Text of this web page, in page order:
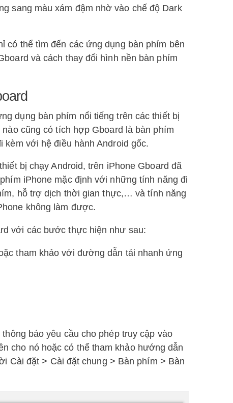
sang màu xám đậm nhờ vào chế độ Dark
có thể tìm đến các ứng dụng bàn phím bên
và cách thay đổi hình nền bàn phím
dụng bàn phím nổi tiếng trên các thiết bị
cũng có tích hợp Gboard là bàn phím
với hệ điều hành Android gốc.
bị chạy Android, trên iPhone Gboard đã
iPhone mặc định với những tính năng đi
hỗ trợ dịch thời gian thực,… và tính năng
không làm được.
với các bước thực hiện như sau:
tham khảo với đường dẫn tải nhanh ứng
báo yêu cầu cho phép truy cập vào
cho nó hoặc có thể tham khảo hướng dẫn
Cài đặt > Cài đặt chung > Bàn phím > Bàn